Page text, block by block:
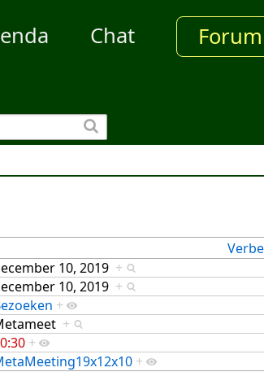
Chat Forum
10, 2019 +
10, 2019 +
+
+
+
+